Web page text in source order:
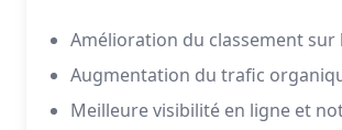
Amélioration du classement
Augmentation du trafic
Meilleure visibilité en ligne et